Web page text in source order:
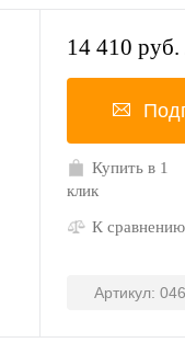
14 410 руб.
Купить в 1
клик
К сравнению
Артикул: